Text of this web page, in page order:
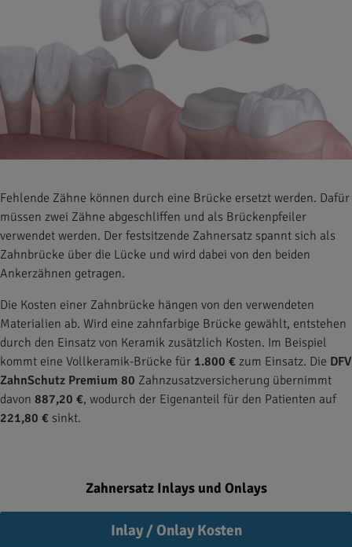
Fehlende Zähne können durch eine Brücke ersetzt werden. Dafür
müssen zwei Zähne abgeschliffen und als Brückenpfeiler
verwendet werden. Der festsitzende Zahnersatz spannt sich als
Zahnbrücke über die Lücke und wird dabei von den beiden
Ankerzähnen getragen.
Die Kosten einer Zahnbrücke hängen von den verwendeten
Materialien ab. Wird eine zahnfarbige Brücke gewählt, entstehen
durch den Einsatz von Keramik zusätzlich Kosten. Im Beispiel
kommt eine Vollkeramik-Brücke für 1.800 € zum Einsatz. Die DFV
ZahnSchutz Premium 80 Zahnzusatzversicherung übernimmt
davon 887,20 €, wodurch der Eigenanteil für den Patienten auf
221,80 € sinkt.
Zahnersatz Inlays und Onlays
Inlay / Onlay Kosten